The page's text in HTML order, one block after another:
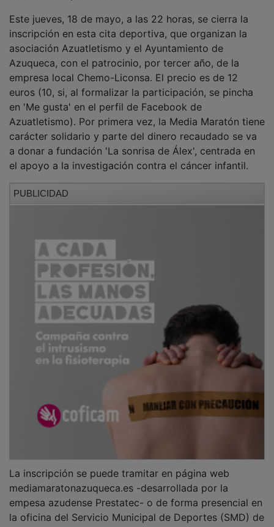
inscripción en esta cita deportiva, que organizan la
asociación Azuatletismo y el Ayuntamiento de
Azuqueca, con el patrocinio, por tercer año, de la
empresa local Chemo-Liconsa. El precio es de 12
euros (10, si, al formalizar la participación, se pincha
en 'Me gusta' en el perfil de Facebook de
Azuatletismo). Por primera vez, la Media Maratón tiene
carácter solidario y parte del dinero recaudado se va
a donar a fundación 'La sonrisa de Álex', centrada en
el apoyo a la investigación contra el cáncer infantil.
mediamaratonazuqueca.es -desarrollada por la
empesa azudense Prestatec- o de forma presencial en
la oficina del Servicio Municipal de Deportes (SMD) de
El Foro o en los comercios colaboradores: CMC Bikes